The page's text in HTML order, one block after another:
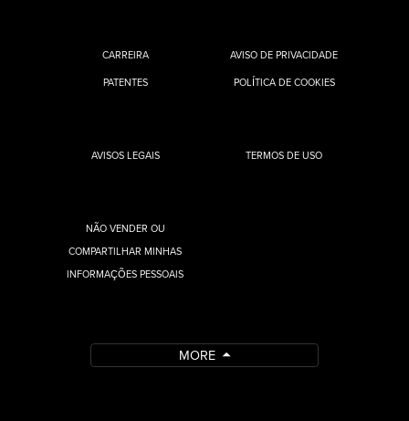
CARREIRA
PATENTES
AVISO DE PRIVACIDADE
POLÍTICA DE COOKIES
AVISOS LEGAIS TERMOS DE USO
NÃO VENDER OU
COMPARTILHAR MINHAS
INFORMAÇÕES PESSOAIS
MORE